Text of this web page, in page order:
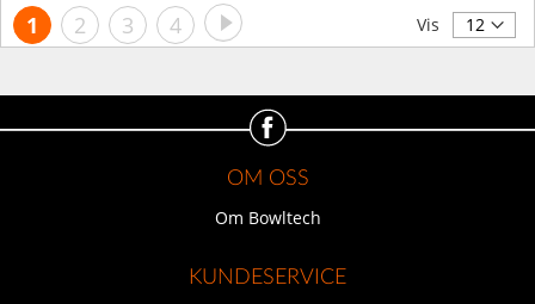
Side
You're
reading
page
1 Side
2 Side
3 Side
4 Side
Neste Vis
OM OSS
Om Bowltech
KUNDESERVICE